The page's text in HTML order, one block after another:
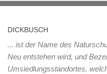
DICKBUSCH
... ist der Name des
Neu entstehen wird, und
Umsiedlungsstandortes,